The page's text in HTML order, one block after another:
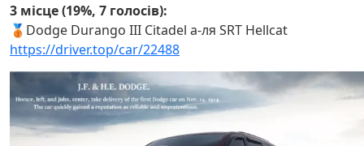
3 місце (19%, 7 голосів):
🥉 Dodge Durango III Citadel a-ля SRT Hellcat
https://driver.top/car/22488